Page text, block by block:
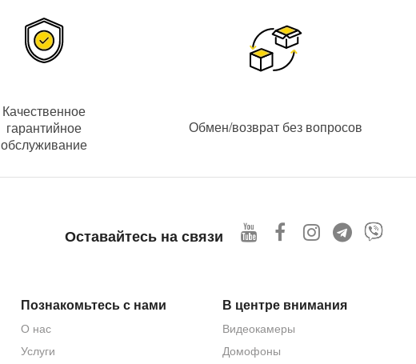
Качественное
гарантийное
обслуживание
Обмен/возврат без вопросов
Оставайтесь на связи
Познакомьтесь с нами
О нас
Услуги
В центре внимания
Видеокамеры
Домофоны